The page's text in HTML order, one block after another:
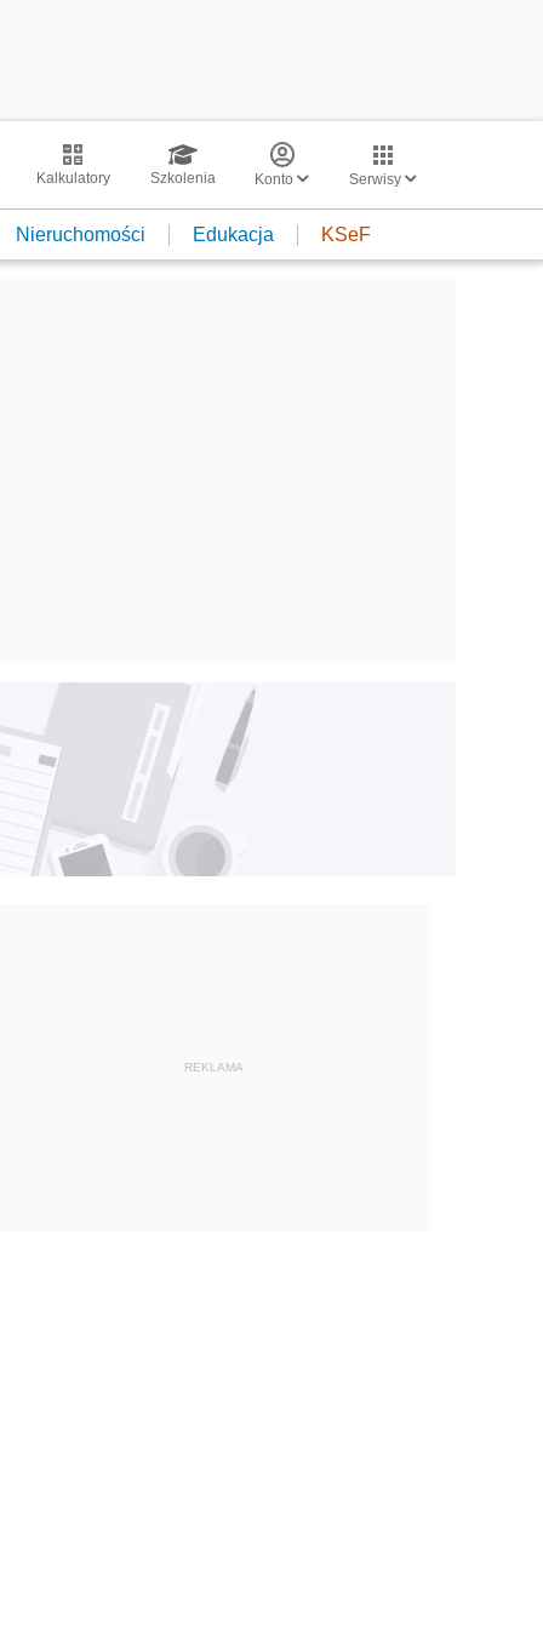
Kalkulatory Szkolenia Konto Serwisy
Nieruchomości Edukacja KSeF
REKLAMA